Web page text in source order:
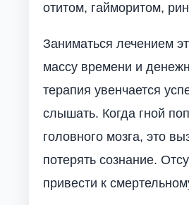
отитом, гайморитом,
Заниматься лечением
массу времени и
терапия увенчается
слышать. Когда гной
головного мозга, это
потерять сознание.
привести к